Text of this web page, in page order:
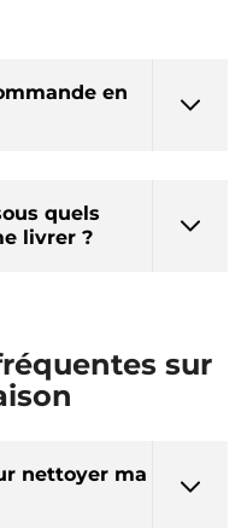
en
quels
livrer ?
sur
nettoyer ma